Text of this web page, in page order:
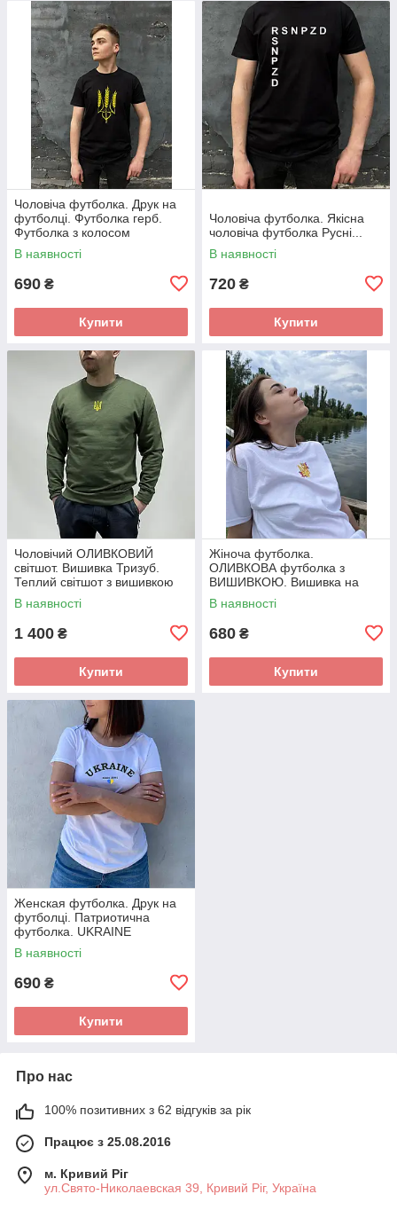
Чоловіча футболка. Друк на
футболці. Футболка герб.
Футболка з колосом
В наявності
690 ₴
Купити
Чоловіча футболка. Якісна
чоловіча футболка Русні...
В наявності
720 ₴
Купити
Чоловічий ОЛИВКОВИЙ
світшот. Вишивка Тризуб.
Теплий світшот з вишивкою
герб
В наявності
1 400 ₴
Купити
Жіноча футболка.
ОЛИВКОВА футболка з
ВИШИВКОЮ. Вишивка на
футболці. Герб України.
Тризуб
В наявності
680 ₴
Купити
Женская футболка. Друк на
футболці. Патриотична
футболка. UKRAINE
В наявності
690 ₴
Купити
Про нас
100% позитивних з 62 відгуків за рік
Працює з 25.08.2016
м. Кривий Ріг
ул.Свято-Николаевская 39, Кривий Ріг, Україна